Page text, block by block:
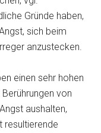
Gründe haben,
sich beim
anzustecken.
einen sehr hohen
von
aushalten,
resultierende